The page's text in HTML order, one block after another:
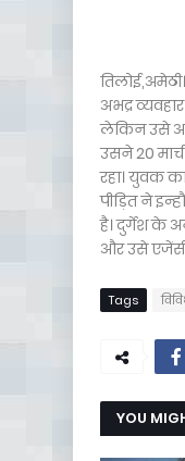
अभद्र
लेकिन उसे
उसने 20
रहा। युवक
पीड़ित ने
है। दुर्गेश के
और उसे एजेंसी
Tags
YOU